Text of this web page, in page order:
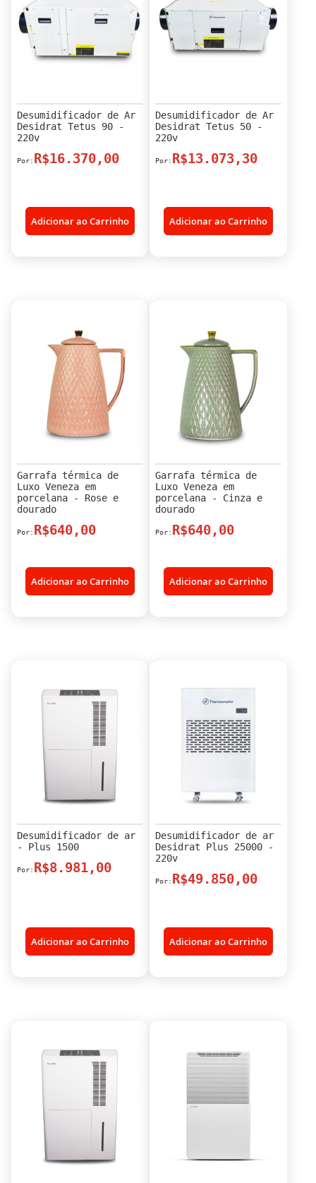
Desumidificador de Ar
Desidrat Tetus 90 -
220v
R$16.370,00
Adicionar ao Carrinho
Desumidificador de Ar
Desidrat Tetus 50 -
220v
R$13.073,30
Adicionar ao Carrinho
Garrafa térmica de
Luxo Veneza em
porcelana - Rose e
dourado
R$640,00
Adicionar ao Carrinho
Garrafa térmica de
Luxo Veneza em
porcelana - Cinza e
dourado
R$640,00
Adicionar ao Carrinho
Desumidificador de ar
- Plus 1500
R$8.981,00
Adicionar ao Carrinho
Desumidificador de ar
Desidrat Plus 25000 -
220v
R$49.850,00
Adicionar ao Carrinho